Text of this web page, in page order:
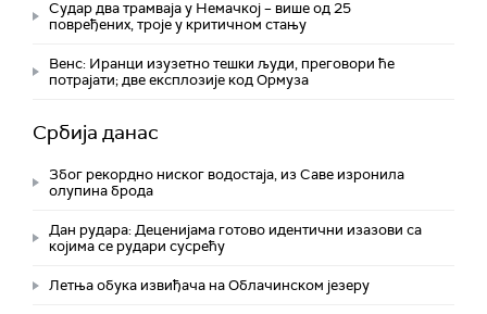
Судар два трамваја у Немачкој – више од 25
повређених, троје у критичном стању
Венс: Иранци изузетно тешки људи, преговори ће
потрајати; две експлозије код Ормуза
Србија данас
Због рекордно ниског водостаја, из Саве изронила
олупина брода
Дан рудара: Деценијама готово идентични изазови са
којима се рудари сусрећу
Летња обука извиђача на Облачинском језеру